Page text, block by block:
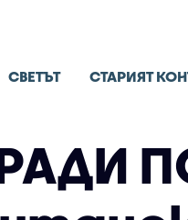
СВЕТЪТ СТАРИЯТ